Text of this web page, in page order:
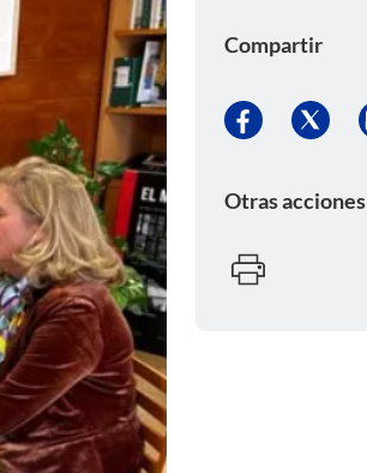
Compartir
Otras acciones